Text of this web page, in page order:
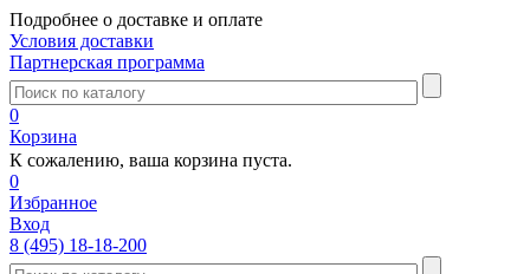
Подробнее о доставке и оплате
Условия доставки
Партнерская программа
0
Корзина
К сожалению, ваша корзина пуста.
0
Избранное
Вход
8 (495) 18-18-200